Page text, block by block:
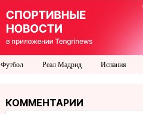
Футбол Реал Мадрид Испания
КОММЕНТАРИИ